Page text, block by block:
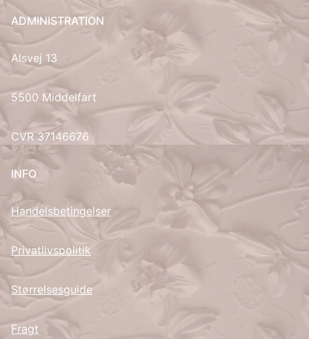
ADMINISTRATION
Alsvej 13
5500 Middelfart
CVR 37146676
INFO
Handelsbetingelser
Privatlivspolitik
Størrelsesguide
Fragt